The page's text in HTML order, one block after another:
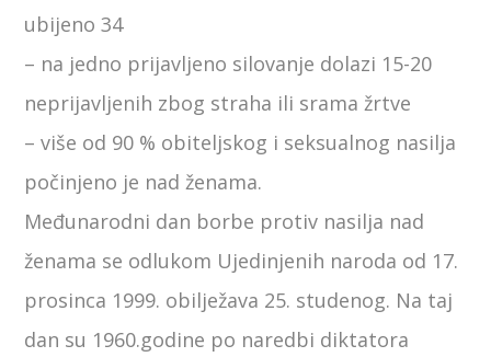
ubijeno 34
– na jedno prijavljeno silovanje dolazi 15-20
neprijavljenih zbog straha ili srama žrtve
– više od 90 % obiteljskog i seksualnog nasilja
počinjeno je nad ženama.
Međunarodni dan borbe protiv nasilja nad
ženama se odlukom Ujedinjenih naroda od 17.
prosinca 1999. obilježava 25. studenog. Na taj
dan su 1960.godine po naredbi diktatora